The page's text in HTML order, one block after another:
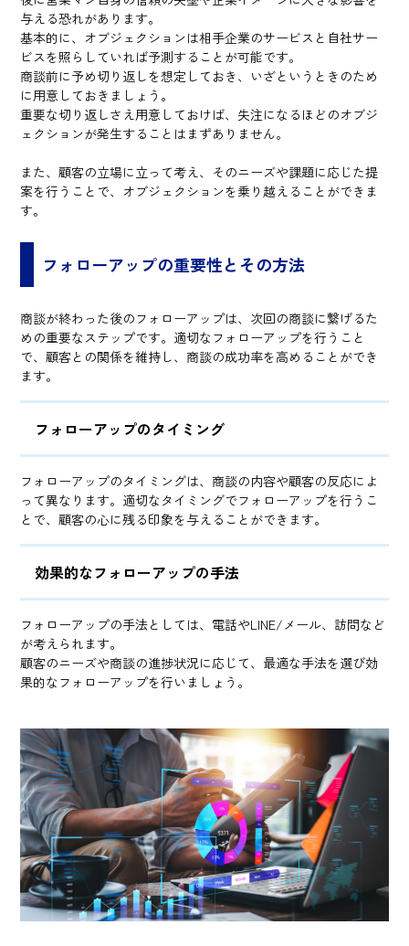
与える恐れがあります。
基本的に、オブジェクションは相手企業のサービスと自社サー
ビスを照らしていれば予測することが可能です。
商談前に予め切り返しを想定しておき、いざというときのため
に用意しておきましょう。
重要な切り返しさえ用意しておけば、失注になるほどのオブジ
ェクションが発生することはまずありません。
また、顧客の立場に立って考え、そのニーズや課題に応じた提
案を行うことで、オブジェクションを乗り越えることができま
す。
フォローアップの重要性とその方法
商談が終わった後のフォローアップは、次回の商談に繋げるた
めの重要なステップです。適切なフォローアップを行うこと
で、顧客との関係を維持し、商談の成功率を高めることができ
ます。
フォローアップのタイミング
フォローアップのタイミングは、商談の内容や顧客の反応によ
って異なります。適切なタイミングでフォローアップを行うこ
とで、顧客の心に残る印象を与えることができます。
効果的なフォローアップの手法
フォローアップの手法としては、電話やLINE/メール、訪問など
が考えられます。
顧客のニーズや商談の進捗状況に応じて、最適な手法を選び効
果的なフォローアップを行いましょう。